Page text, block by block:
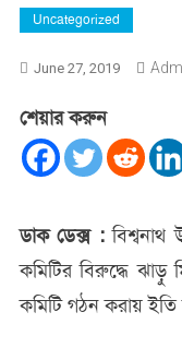
Uncategorized
June 27, 2019
শেয়ার করুন
ডাক ডেক্স :বিশ্বনাথ
কমিটির বিরুদ্ধে ঝাড়ু
কমিটি গঠন করায়